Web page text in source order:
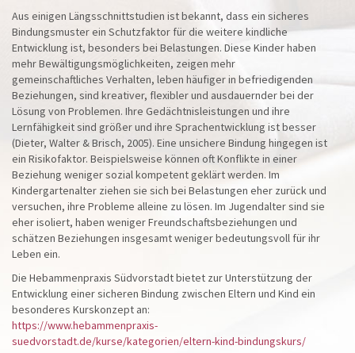
Aus einigen Längsschnittstudien ist bekannt, dass ein sicheres
Bindungsmuster ein Schutzfaktor für die weitere kindliche
Entwicklung ist, besonders bei Belastungen. Diese Kinder haben
mehr Bewältigungsmöglichkeiten, zeigen mehr
gemeinschaftliches Verhalten, leben häufiger in befriedigenden
Beziehungen, sind kreativer, flexibler und ausdauernder bei der
Lösung von Problemen. Ihre Gedächtnisleistungen und ihre
Lernfähigkeit sind größer und ihre Sprachentwicklung ist besser
(Dieter, Walter & Brisch, 2005). Eine unsichere Bindung hingegen ist
ein Risikofaktor. Beispielsweise können oft Konflikte in einer
Beziehung weniger sozial kompetent geklärt werden. Im
Kindergartenalter ziehen sie sich bei Belastungen eher zurück und
versuchen, ihre Probleme alleine zu lösen. Im Jugendalter sind sie
eher isoliert, haben weniger Freundschaftsbeziehungen und
schätzen Beziehungen insgesamt weniger bedeutungsvoll für ihr
Leben ein.
Die Hebammenpraxis Südvorstadt bietet zur Unterstützung der
Entwicklung einer sicheren Bindung zwischen Eltern und Kind ein
besonderes Kurskonzept an:
https://www.hebammenpraxis-
suedvorstadt.de/kurse/kategorien/eltern-kind-bindungskurs/